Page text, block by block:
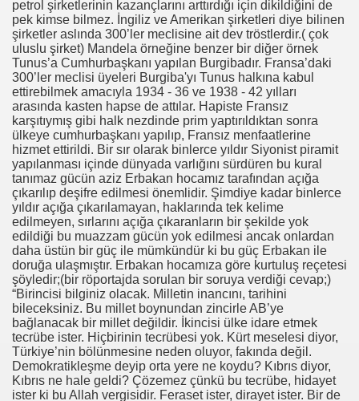
petrol şirketlerinin kazançlarını arttırdığı için dikildiğini de
pek kimse bilmez. İngiliz ve Amerikan şirketleri diye bilinen
şirketler aslında 300’ler meclisine ait dev tröstlerdir.( çok
uluslu şirket) Mandela örneğine benzer bir diğer örnek
Tunus’a Cumhurbaşkanı yapılan Burgibadır. Fransa’daki
300’ler meclisi üyeleri Burgiba'yı Tunus halkına kabul
ettirebilmek amacıyla 1934 - 36 ve 1938 - 42 yılları
arasında kasten hapse de attılar. Hapiste Fransız
karşıtıymış gibi halk nezdinde prim yaptırıldıktan sonra
ülkeye cumhurbaşkanı yapılıp, Fransız menfaatlerine
hizmet ettirildi. Bir sır olarak binlerce yıldır Siyonist piramit
yapılanması içinde dünyada varlığını sürdüren bu kural
tanımaz gücün aziz Erbakan hocamız tarafından açığa
çıkarılıp deşifre edilmesi önemlidir. Şimdiye kadar binlerce
yıldır açığa çıkarılamayan, haklarında tek kelime
edilmeyen, sırlarını açığa çıkaranların bir şekilde yok
edildiği bu muazzam gücün yok edilmesi ancak onlardan
daha üstün bir güç ile mümkündür ki bu güç Erbakan ile
doruğa ulaşmıştır. Erbakan hocamıza göre kurtuluş reçetesi
şöyledir;(bir röportajda sorulan bir soruya verdiği cevap;)
“Birincisi bilginiz olacak. Milletin inancını, tarihini
bileceksiniz. Bu millet boynundan zincirle AB’ye
bağlanacak bir millet değildir. İkincisi ülke idare etmek
tecrübe ister. Hiçbirinin tecrübesi yok. Kürt meselesi diyor,
Türkiye’nin bölünmesine neden oluyor, fakında değil.
Demokratikleşme deyip orta yere ne koydu? Kıbrıs diyor,
Kıbrıs ne hale geldi? Çözemez çünkü bu tecrübe, hidayet
ister ki bu Allah vergisidir. Feraset ister, dirayet ister. Bir de
NJ.Canlı Yayın